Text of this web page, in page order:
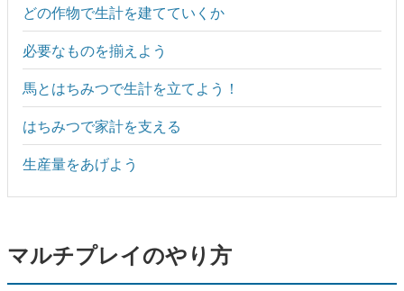
どの作物で生計を建てていくか
必要なものを揃えよう
馬とはちみつで生計を立てよう！
はちみつで家計を支える
生産量をあげよう
マルチプレイのやり方